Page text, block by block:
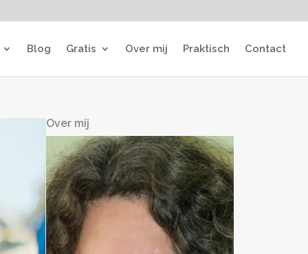
Blog Gratis Over mij Praktisch Contact
Over mij